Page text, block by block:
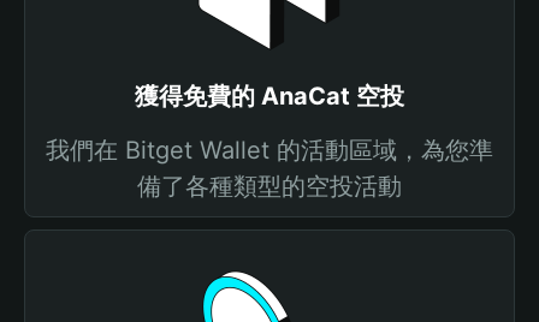
獲得免費的 AnaCat 空投
我們在 Bitget Wallet 的活動區域，為您準
備了各種類型的空投活動